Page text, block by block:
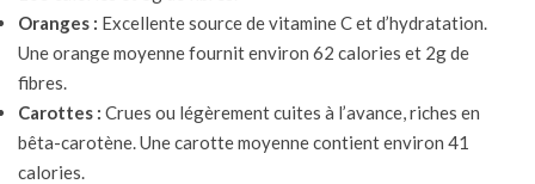
Oranges : Excellente source de vitamine C et d’hydratation.
Une orange moyenne fournit environ 62 calories et 2g de
fibres.
Carottes : Crues ou légèrement cuites à l’avance, riches en
bêta-carotène. Une carotte moyenne contient environ 41
calories.